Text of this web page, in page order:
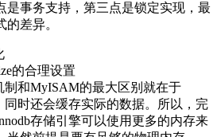
是事务支持，第三点是锁定实现，最
差异。
的合理设置
制和MyISAM的最大区别就在于
同时还会缓存实际的数据。所以，完
存储引擎可以使用更多的内存来